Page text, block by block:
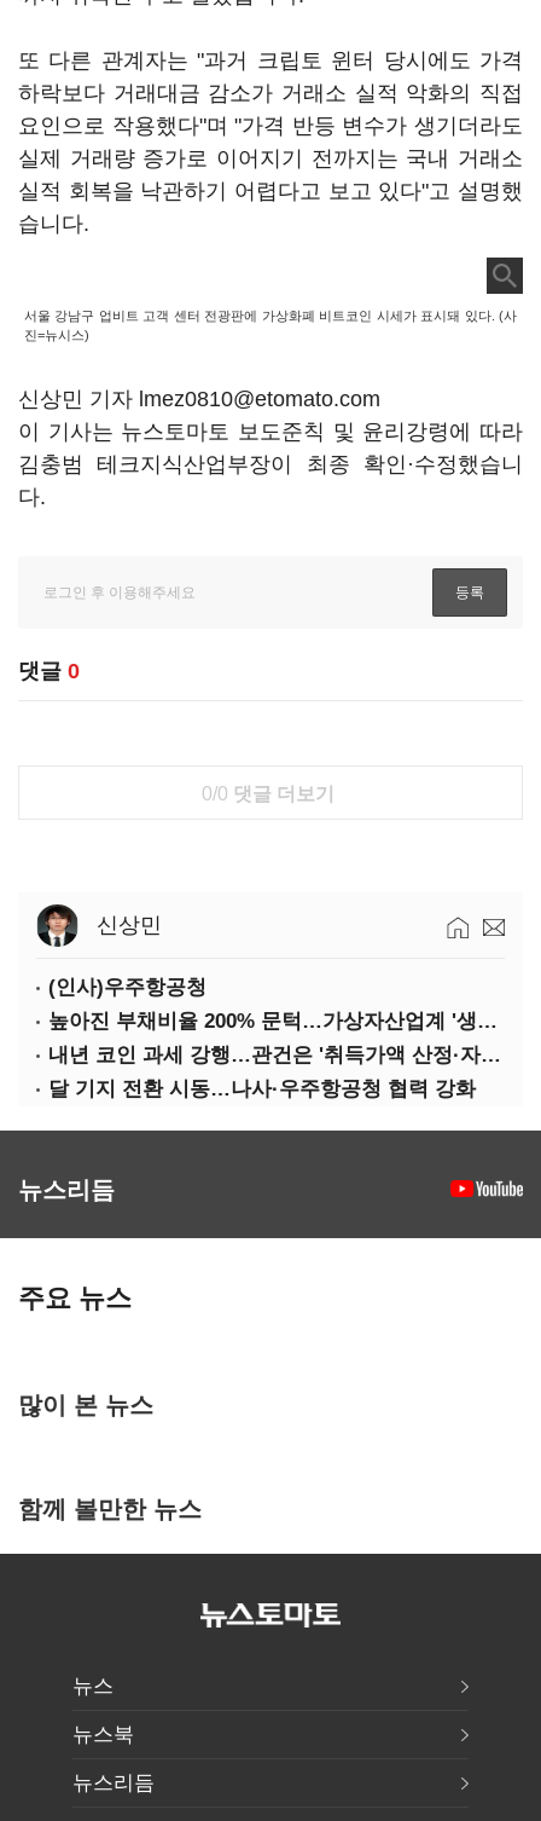
또 다른 관계자는 "과거 크립토 윈터 당시에도 가격
하락보다 거래대금 감소가 거래소 실적 악화의 직접
요인으로 작용했다"며 "가격 반등 변수가 생기더라도
실제 거래량 증가로 이어지기 전까지는 국내 거래소
실적 회복을 낙관하기 어렵다고 보고 있다"고 설명했
습니다.
서울 강남구 업비트 고객 센터 전광판에 가상화폐 비트코인 시세가 표시돼 있다. (사
진=뉴시스)
신상민 기자 lmez0810@etomato.com
이 기사는 뉴스토마토 보도준칙 및 윤리강령에 따라
김충범 테크지식산업부장이 최종 확인·수정했습니
다.
댓글 0
0/0 댓글 더보기
신상민
(인사)우주항공청
높아진 부채비율 200% 문턱…가상자산업계 '생존 시험대'
내년 코인 과세 강행…관건은 '취득가액 산정·자산 이동'
달 기지 전환 시동…나사·우주항공청 협력 강화
뉴스리듬
주요 뉴스
많이 본 뉴스
함께 볼만한 뉴스
뉴스
뉴스북
뉴스리듬